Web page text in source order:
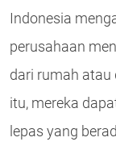
Indonesia
perusahaan
dari rumah atau
itu, mereka
lepas yang